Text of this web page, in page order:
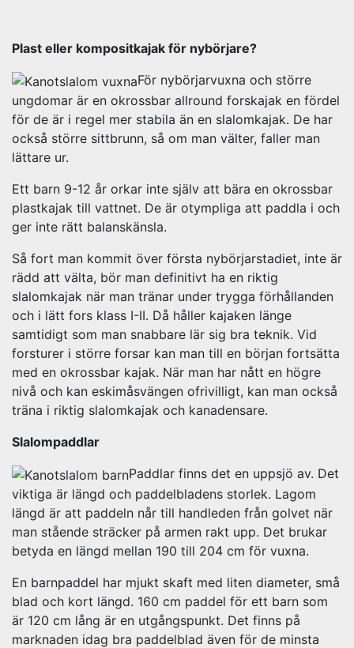
Plast eller kompositkajak för nybörjare?
För nybörjarvuxna och större
ungdomar är en okrossbar allround forskajak en fördel
för de är i regel mer stabila än en slalomkajak. De har
också större sittbrunn, så om man välter, faller man
lättare ur.
Ett barn 9-12 år orkar inte själv att bära en okrossbar
plastkajak till vattnet. De är otympliga att paddla i och
ger inte rätt balanskänsla.
Så fort man kommit över första nybörjarstadiet, inte är
rädd att välta, bör man definitivt ha en riktig
slalomkajak när man tränar under trygga förhållanden
och i lätt fors klass I-II. Då håller kajaken länge
samtidigt som man snabbare lär sig bra teknik. Vid
forsturer i större forsar kan man till en början fortsätta
med en okrossbar kajak. När man har nått en högre
nivå och kan eskimåsvängen ofrivilligt, kan man också
träna i riktig slalomkajak och kanadensare.
Slalompaddlar
Paddlar finns det en uppsjö av. Det
viktiga är längd och paddelbladens storlek. Lagom
längd är att paddeln når till handleden från golvet när
man stående sträcker på armen rakt upp. Det brukar
betyda en längd mellan 190 till 204 cm för vuxna.
En barnpaddel har mjukt skaft med liten diameter, små
blad och kort längd. 160 cm paddel för ett barn som
är 120 cm lång är en utgångspunkt. Det finns på
marknaden idag bra paddelblad även för de minsta